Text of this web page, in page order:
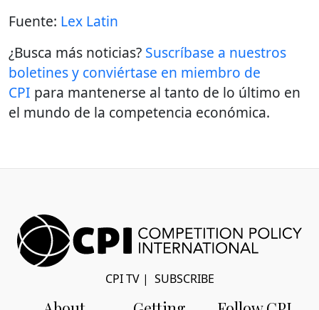
Fuente: Lex Latin
¿Busca más noticias? Suscríbase a nuestros
boletines y conviértase en miembro de
CPI para mantenerse al tanto de lo último en
el mundo de la competencia económica.
CPI TV| SUBSCRIBE